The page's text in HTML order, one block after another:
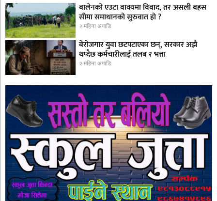
बालेनको एउटा वाक्यमा विवाद, तर असली बहस
सीमा समाधानको सुरुवात हो ?
२ महिना अगाडि
बेरोजगार युवा छटपटाएका छन्, सरकार अझै
थप्दैछ कर्मचारीलाई तलब र भत्ता
२ महिना अगाडि